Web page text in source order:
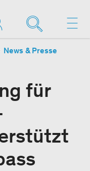
News & Presse
für